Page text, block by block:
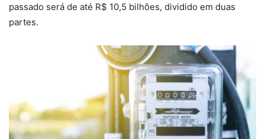
passado será de até R$ 10,5 bilhões, dividido em duas
partes.